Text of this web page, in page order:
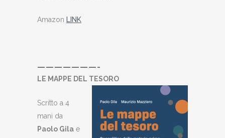
Amazon LINK
———————-
LE MAPPE DEL TESORO
Scritto a 4
mani da
Paolo Gila e